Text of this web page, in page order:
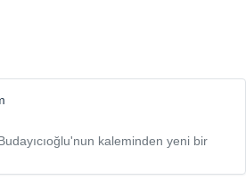
kaleminden yeni bir